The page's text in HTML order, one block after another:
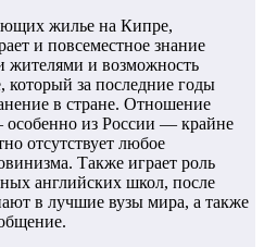
жилье на Кипре,
и повсеместное знание
жителями и возможность
который за последние годы
в стране. Отношение
из России — крайне
отсутствует любое
Также играет роль
английских школ, после
в лучшие вузы мира, а также